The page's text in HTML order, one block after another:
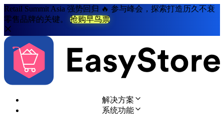
Retail Summit Asia 强势回归 🔥 参与峰会，探索打造历久不衰
零售品牌的关键。
抢购早鸟票
解决方案
系统功能